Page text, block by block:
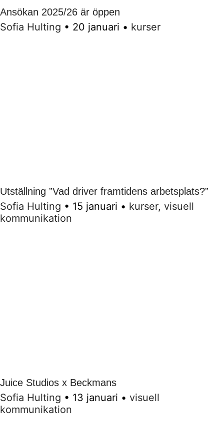
Ansökan 2025/26 är öppen
Sofia Hulting • 20 januari • kurser
Utställning ”Vad driver framtidens arbetsplats?”
Sofia Hulting • 15 januari • kurser, visuell
kommunikation
Juice Studios x Beckmans
Sofia Hulting • 13 januari • visuell
kommunikation